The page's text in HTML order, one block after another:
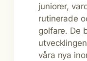
juniorer,
rutinerade
golfare. De
våra nya